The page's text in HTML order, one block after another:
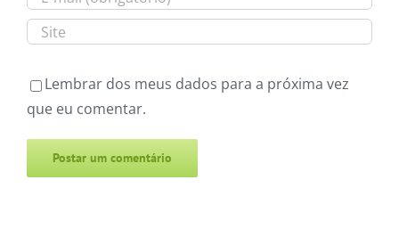
Lembrar dos meus dados para a próxima vez
que eu comentar.